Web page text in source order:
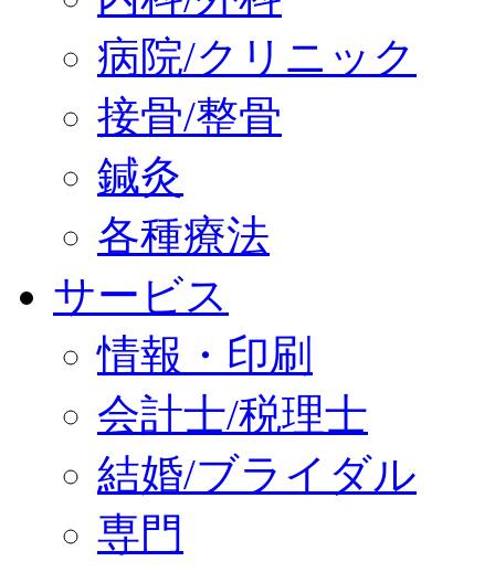
病院/クリニック
接骨/整骨
鍼灸
各種療法
サービス
情報・印刷
会計士/税理士
結婚/ブライダル
専門